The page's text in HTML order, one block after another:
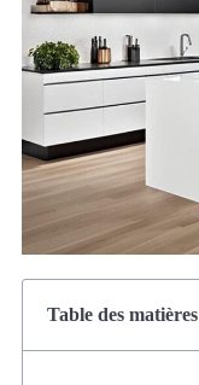
Table des matières